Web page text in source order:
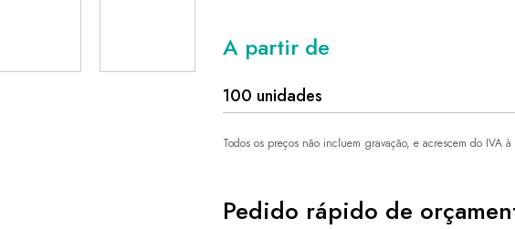
A partir de
100 unidades
Todos os preços não incluem gravação, e acrescem do IVA
Pedido rápido de